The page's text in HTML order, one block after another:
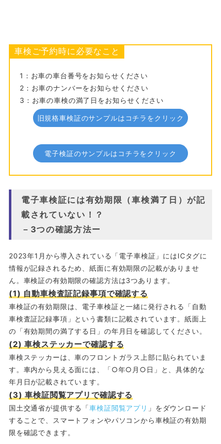
車検ご予約時に必要なこと
1：お車の車台番号をお知らせください
2：お車のナンバーをお知らせください
3：お車の車検の満了日をお知らせください
旧規格車検証のサンプルはコチラをクリック
電子検証のサンプルはコチラをクリック
電子車検証には有効期限（車検満了日）が記
載されていない！？
－3つの確認方法ー
2023年1月から導入されている「電子車検証」にはICタグに
情報が記録されるため、紙面に有効期限の記載がありませ
ん。車検証の有効期限の確認方法は3つあります。
(1) 自動車検査証記録事項で確認する
車検証の有効期限は、電子車検証と一緒に発行される「自動
車検査証記録事項」という書類に記載されています。紙面上
の「有効期間の満了する日」の年月日を確認してください。
(2) 車検ステッカーで確認する
車検ステッカーは、車のフロントガラス上部に貼られていま
す。車内から見える面には、「○年○月○日」と、具体的な
年月日が記載されています。
(3) 車検証閲覧アプリで確認する
国土交通省が提供する「車検証閲覧アプリ 」をダウンロード
することで、スマートフォンやパソコンから車検証の有効期
限を確認できます。